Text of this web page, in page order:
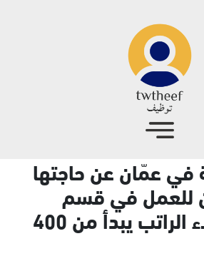
في عمّان عن حاجتها
للعمل في قسم
خدمة العملاء الراتب يبدأ من 400